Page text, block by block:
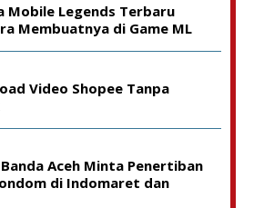
Mobile Legends Terbaru
Membuatnya di Game ML
Video Shopee Tanpa
Banda Aceh Minta Penertiban
di Indomaret dan